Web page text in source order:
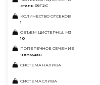
сталь 09Г2С
КОЛИЧЕСТВО ОТСЕКОВ
1
ОБЪЕМ ЦИСТЕРНЫ, М3
10
ПОПЕРЕЧНОЕ СЕЧЕНИЕ
чемодан
СИСТЕМА НАЛИВА
СИСТЕМА СЛИВА